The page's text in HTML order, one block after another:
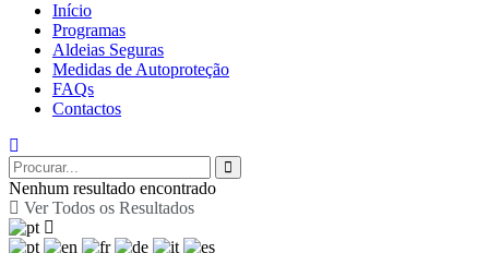
Início
Programas
Aldeias Seguras
Medidas de Autoproteção
FAQs
Contactos
Nenhum resultado encontrado
Ver Todos os Resultados